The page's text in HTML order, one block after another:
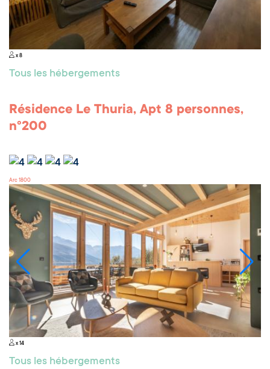
x 8
Tous les hébergements
Résidence Le Thuria, Apt 8 personnes,
n°200
Arc 1800
x 14
Tous les hébergements